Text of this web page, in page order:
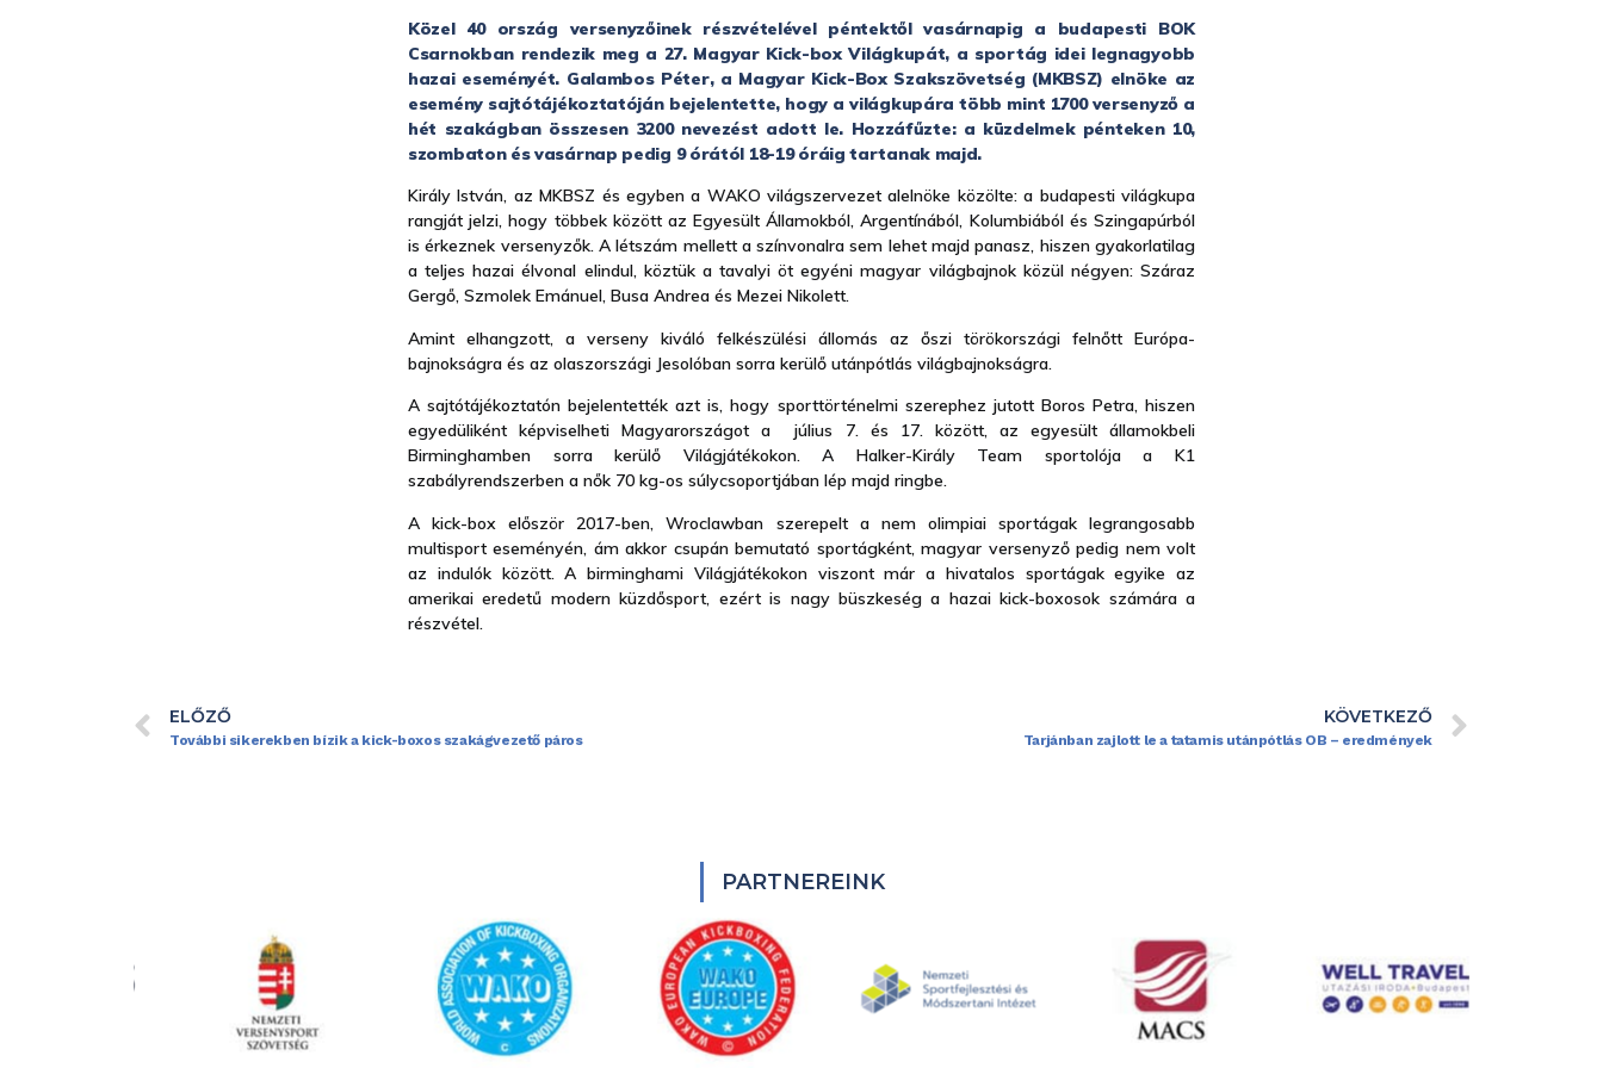
Közel 40 ország versenyzőinek részvételével péntektől vasárnapig a budapesti BOK
Csarnokban rendezik meg a 27. Magyar Kick-box Világkupát, a sportág idei legnagyobb
hazai eseményét. Galambos Péter, a Magyar Kick-Box Szakszövetség (MKBSZ) elnöke az
esemény sajtótájékoztatóján bejelentette, hogy a világkupára több mint 1700 versenyző a
hét szakágban összesen 3200 nevezést adott le. Hozzáfűzte: a küzdelmek pénteken 10,
szombaton és vasárnap pedig 9 órától 18-19 óráig tartanak majd.
Király István, az MKBSZ és egyben a WAKO világszervezet alelnöke közölte: a budapesti világkupa
rangját jelzi, hogy többek között az Egyesült Államokból, Argentínából, Kolumbiából és Szingapúrból
is érkeznek versenyzők. A létszám mellett a színvonalra sem lehet majd panasz, hiszen gyakorlatilag
a teljes hazai élvonal elindul, köztük a tavalyi öt egyéni magyar világbajnok közül négyen: Száraz
Gergő, Szmolek Emánuel, Busa Andrea és Mezei Nikolett.
Amint elhangzott, a verseny kiváló felkészülési állomás az őszi törökországi felnőtt Európa-
bajnokságra és az olaszországi Jesolóban sorra kerülő utánpótlás világbajnokságra.
A sajtótájékoztatón bejelentették azt is, hogy sporttörténelmi szerephez jutott Boros Petra, hiszen
egyedüliként képviselheti Magyarországot a július 7. és 17. között, az egyesült államokbeli
Birminghamben sorra kerülő Világjátékokon. A Halker-Király Team sportolója a K1
szabályrendszerben a nők 70 kg-os súlycsoportjában lép majd ringbe.
A kick-box először 2017-ben, Wroclawban szerepelt a nem olimpiai sportágak legrangosabb
multisport eseményén, ám akkor csupán bemutató sportágként, magyar versenyző pedig nem volt
az indulók között. A birminghami Világjátékokon viszont már a hivatalos sportágak egyike az
amerikai eredetű modern küzdősport, ezért is nagy büszkeség a hazai kick-boxosok számára a
részvétel.
ELŐZŐ
További sikerekben bízik a kick-boxos szakágvezető páros
KÖVETKEZŐ
Tarjánban zajlott le a tatamis utánpótlás OB – eredmények
PARTNEREINK